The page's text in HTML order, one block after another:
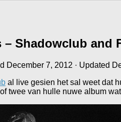
– Shadowclub and
December 7, 2012 · Updated
al live gesien het sal weet dat
twee van hulle nuwe album